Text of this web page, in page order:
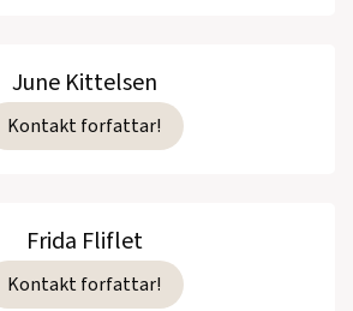
June Kittelsen
Kontakt forfattar!
Frida Fliflet
Kontakt forfattar!